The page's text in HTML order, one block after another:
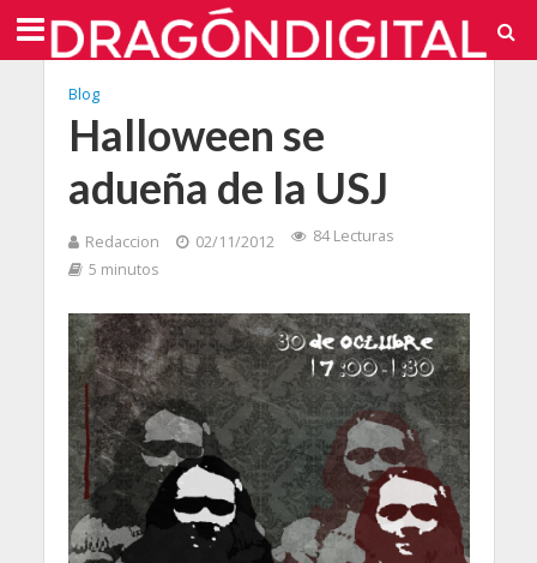
Blog
Halloween se
adueña de la USJ
Redaccion 02/11/2012
84 Lecturas
5 minutos